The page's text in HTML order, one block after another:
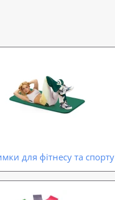
для фітнесу та спорту